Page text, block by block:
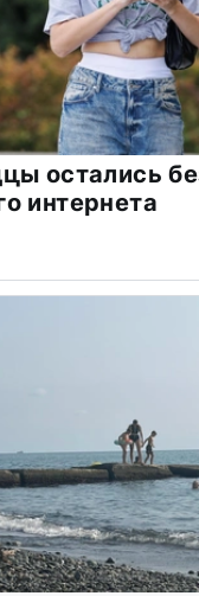
остались
интернета